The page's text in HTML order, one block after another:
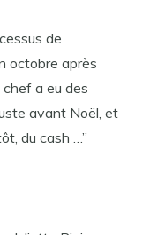
de
octobre après
a eu des
avant Noël, et
du cash …”